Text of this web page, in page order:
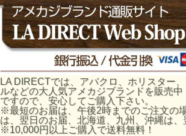
LA DIRECTでは、アバクロ、ホリスター
ルなどの大人気アメカジブランドを販売中
ですので、安心してご購入下さい。
※最短のお届は、午後2時までのご注文の
は、翌日のお届、北海道、九州、沖縄は、
※10,000円以上ご購入で送料無料！